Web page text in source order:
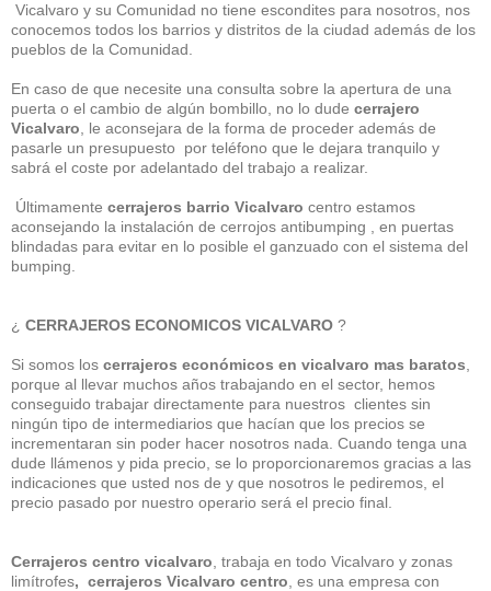
Vicalvaro y su Comunidad no tiene escondites para nosotros, nos
conocemos todos los barrios y distritos de la ciudad además de los
pueblos de la Comunidad.
En caso de que necesite una consulta sobre la apertura de una
puerta o el cambio de algún bombillo, no lo dude cerrajero
Vicalvaro , le aconsejara de la forma de proceder además de
pasarle un presupuesto por teléfono que le dejara tranquilo y
sabrá el coste por adelantado del trabajo a realizar.
Últimamente cerrajeros barrio Vicalvaro centro estamos
aconsejando la instalación de cerrojos antibumping , en puertas
blindadas para evitar en lo posible el ganzuado con el sistema del
bumping.
¿ CERRAJEROS ECONOMICOS VICALVARO ?
Si somos los cerrajeros económicos en vicalvaro mas baratos
porque al llevar muchos años trabajando en el sector, hemos
conseguido trabajar directamente para nuestros clientes sin
ningún tipo de intermediarios que hacían que los precios se
incrementaran sin poder hacer nosotros nada. Cuando tenga una
dude llámenos y pida precio, se lo proporcionaremos gracias a las
indicaciones que usted nos de y que nosotros le pediremos, el
precio pasado por nuestro operario será el precio final.
Cerrajeros centro vicalvaro , trabaja en todo Vicalvaro y zonas
limítrofes, cerrajeros Vicalvaro centro , es una empresa con